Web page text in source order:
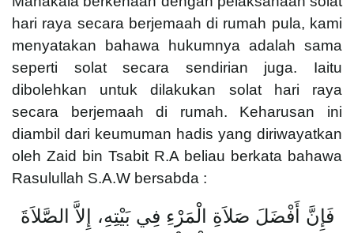
hari raya secara berjemaah di rumah pula, kami
menyatakan bahawa hukumnya adalah sama
seperti solat secara sendirian juga. Iaitu
dibolehkan untuk dilakukan solat hari raya
secara berjemaah di rumah. Keharusan ini
diambil dari keumuman hadis yang diriwayatkan
oleh Zaid bin Tsabit R.A beliau berkata bahawa
Rasulullah S.A.W bersabda :
فَإِنَّ أَفْضَلَ صَلاَةِ الْمَرْءِ فِي بَيْتِهِ، إِلاَّ الصَّلاَةَ